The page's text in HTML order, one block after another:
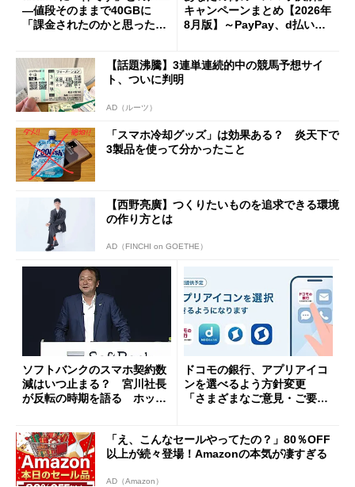
―値段そのままで40GBに
「課金されたのかと思った」
キャンペーンまとめ【2026年
8月版】～PayPay、d払い、a
【話題沸騰】3連単連続的中の競馬予想サイ
ト、ついに判明
AD（ルーツ）
「スマホ冷却グッズ」は効果ある？ 炎天下で
3製品を使って分かったこと
【西野亮廣】つくりたいものを追求できる環境
の作り方とは
AD（FINCHI on GOETHE）
ソフトバンクのスマホ契約数
減はいつ止まる？ 宮川社長
が反転の時期を語る ホッピ
ドコモの銀行、アプリアイコ
ンを選べるよう方針変更
「さまざまなご意見・ご要望
「え、こんなセールやってたの？」80％OFF
以上が続々登場！Amazonの本気が凄すぎる
AD（Amazon）